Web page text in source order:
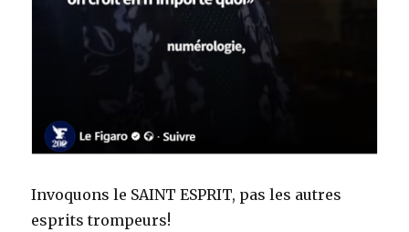
Invoquons le SAINT ESPRIT, pas les autres
esprits trompeurs!